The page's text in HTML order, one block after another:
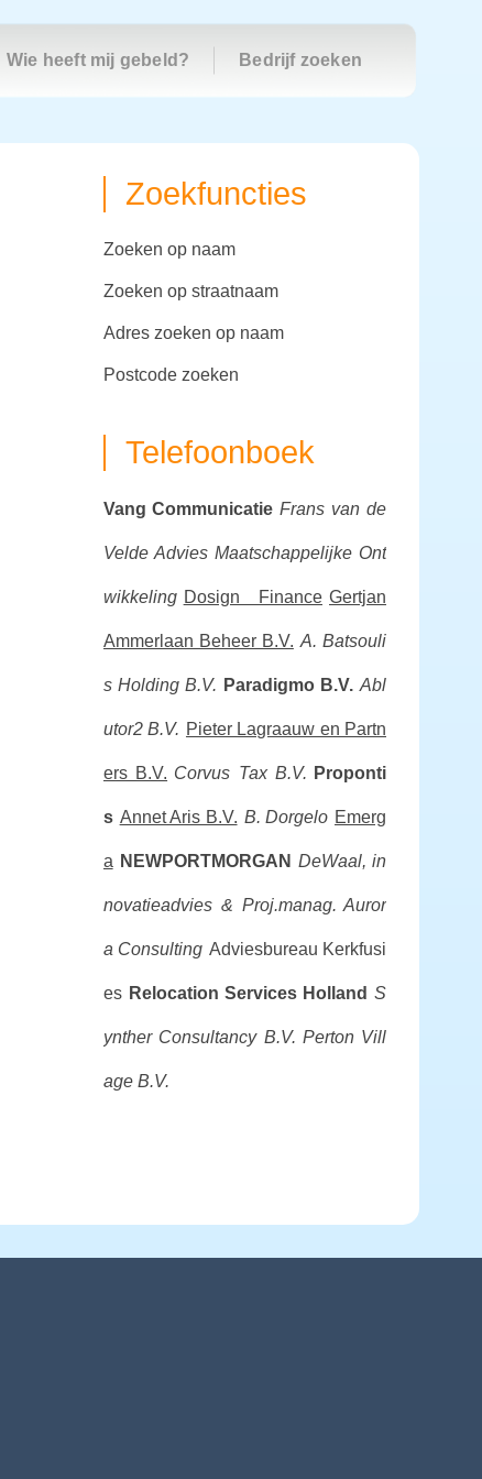
Wie heeft mij gebeld? Bedrijf zoeken
Zoekfuncties
zoeken op naam
zoeken op straatnaam
adres zoeken op naam
postcode zoeken
Telefoonboek
Vang Communicatie Frans van de
Velde Advies Maatschappelijke Ont
wikkeling Dosign Finance Gertjan
Ammerlaan Beheer B.V. A. Batsouli
s Holding B.V. Paradigmo B.V. Abl
utor2 B.V. Pieter Lagraauw en Partn
ers B.V. Corvus Tax B.V. Proponti
s Annet Aris B.V. B. Dorgelo Emerg
a NEWPORTMORGAN DeWaal, in
novatieadvies & Proj.manag. Auror
a Consulting Adviesbureau Kerkfusi
es Relocation Services Holland S
ynther Consultancy B.V. Perton Vill
age B.V.